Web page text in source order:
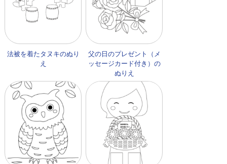
法被を着たタヌキのぬり
え
父の日のプレゼント（メ
ッセージカード付き）の
ぬりえ